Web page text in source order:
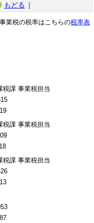
もどる ｜
業税の税率はこちらの税率表
課 事業税担当
課 事業税担当
課 事業税担当